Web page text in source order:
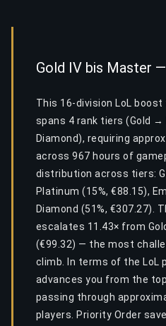
Gold IV bis Master
This 16-division LoL
spans 4 rank tiers (Gold
Diamond), requiring
across 967 hours of
distribution across tiers:
Platinum (15%, €88.15),
Diamond (51%, €307.27).
escalates 11.43× from
(€99.32) — the most
climb. In terms of the LoL
advances you from the
passing through
players. Priority Order